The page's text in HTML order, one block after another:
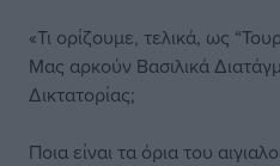
«Τι ορίζουμε, τελικά, ως
Μας αρκούν Βασιλικά
Δικτατορίας;
Ποια είναι τα όρια του